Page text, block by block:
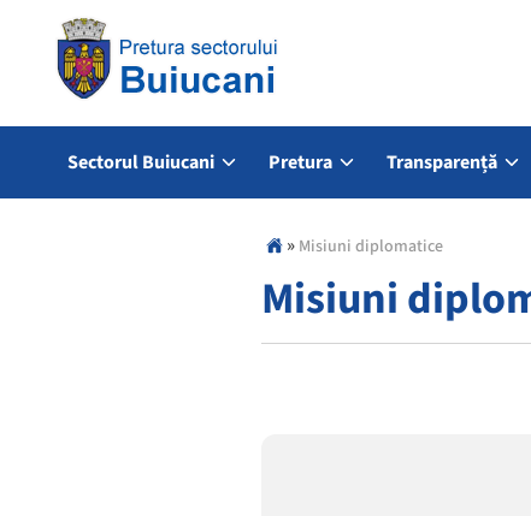
Sectorul Buiucani Pretura Transparență
» Misiuni diplomatice
Misiuni